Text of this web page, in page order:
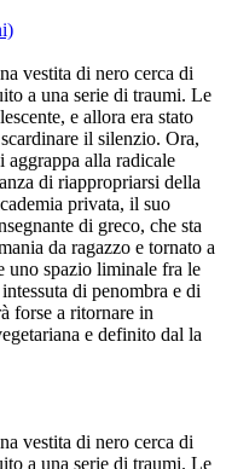
vestita di nero cerca di
a una serie di traumi. Le
e allora era stato
il silenzio. Ora,
alla radicale
di riappropriarsi della
privata, il suo
di greco, che sta
da ragazzo e tornato a
uno spazio liminale fra le
di penombra e di
forse a ritornare in
e definito dal la
vestita di nero cerca di
a una serie di traumi. Le